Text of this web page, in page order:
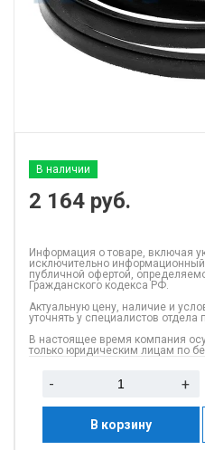
В наличии
2 164 руб.
Информация о товаре, включая
исключительно информационный
публичной офертой,
Гражданского кодекса РФ.
Актуальную цену, наличие и
уточнять у специалистов отдела
В настоящее время компания
только юридическим лицам по
- +
В корзину